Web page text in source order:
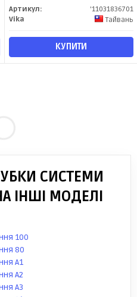
Артикул:
'11031836701
Vika
Тайвань
КУПИТИ
СИСТЕМИ
ІНШІ МОДЕЛІ
100
80
A1
A2
A3